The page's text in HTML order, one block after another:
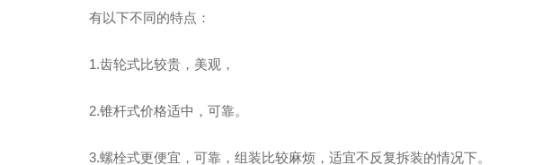
有以下不同的特点：
1.齿轮式比较贵，美观，
2.锥杆式价格适中，可靠。
3.螺栓式更便宜，可靠，组装比较麻烦，适宜不反复拆装的情况下。